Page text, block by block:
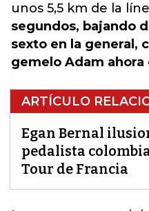
unos 5,5 km de la
segundos, bajando
sexto en la general,
gemelo Adam
ARTÍCULO
Egan Bernal
pedalista
Tour de Francia